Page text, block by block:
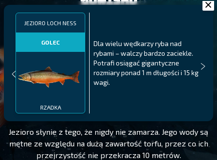
JEZIORO LOCH NESS
GOLEC
RZADKA
Dla wielu wędkarzy ryba nad
rybami – walczy bardzo zaciekle.
Potrafi osiągać gigantyczne
rozmiary ponad 1 m długości i 15 kg
wagi.
Jezioro słynie z tego, że nigdy nie zamarza. Jego wody są
mętne ze względu na dużą zawartość torfu, przez co ich
przejrzystość nie przekracza 10 metrów.